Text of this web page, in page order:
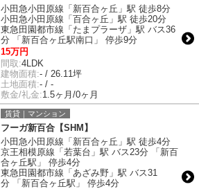
小田急小田原線「新百合ヶ丘」駅 徒歩8分
小田急小田原線「百合ヶ丘」駅 徒歩20分
東急田園都市線「たまプラーザ」駅 バス36
分 「新百合ヶ丘駅南口」 停歩9分
15万円
間取:4LDK
建物面積:- / 26.11坪
土地面積:- / -
敷金/礼金:1.5ヶ月/0ヶ月
賃貸｜マンション
フーガ新百合【SHM】
小田急小田原線「新百合ヶ丘」駅 徒歩4分
京王相模原線「若葉台」駅 バス23分 「新百
合ヶ丘駅」 停歩4分
東急田園都市線「あざみ野」駅 バス31
分 「新百合ヶ丘駅」 停歩4分